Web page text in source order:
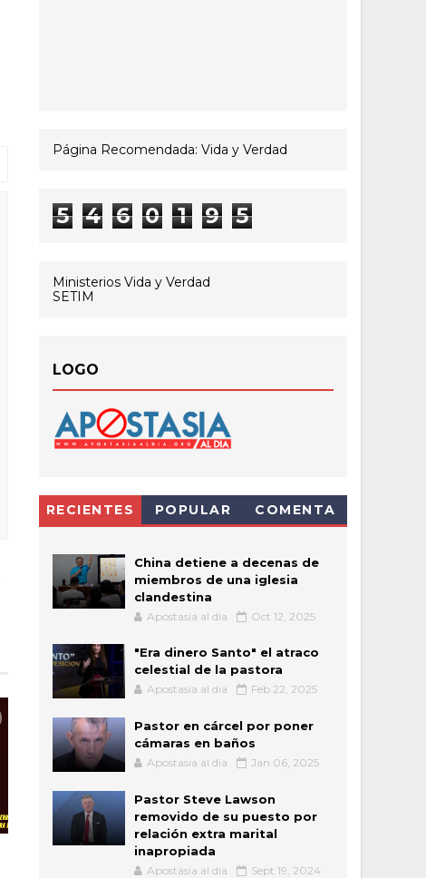
Página Recomendada: Vida y Verdad
5 4 6 0 1 9 5
Ministerios Vida y Verdad
SETIM
LOGO
RECIENTES POPULAR COMENTA
China detiene a decenas de
miembros de una iglesia
clandestina
Apostasia al dia Oct 12, 2025
"Era dinero Santo" el atraco
celestial de la pastora
Apostasia al dia Feb 22, 2025
Pastor en cárcel por poner
cámaras en baños
Apostasia al dia Jan 06, 2025
Pastor Steve Lawson
removido de su puesto por
relación extra marital
inapropiada
Apostasia al dia Sept 19, 2024